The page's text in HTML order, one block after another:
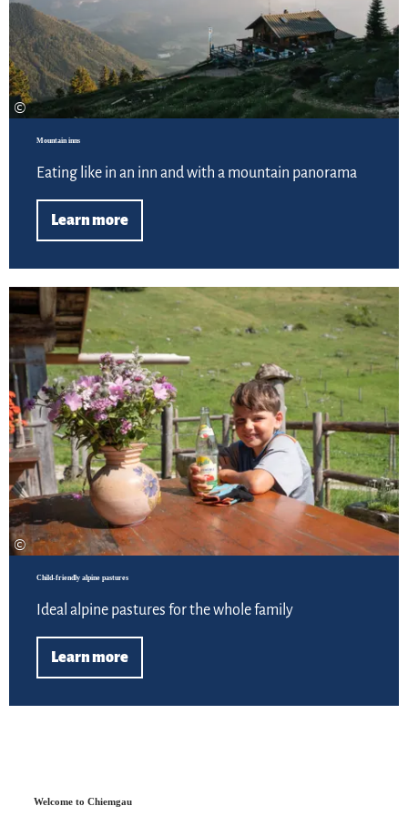
©
Mountain inns
Eating like in an inn and with a mountain panorama
Learn more
©
Child-friendly alpine pastures
Ideal alpine pastures for the whole family
Learn more
Welcome to Chiemgau